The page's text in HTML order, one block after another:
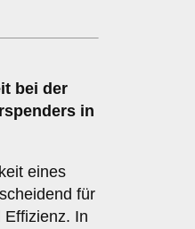
bei der
in
eines
für
Effizienz. In